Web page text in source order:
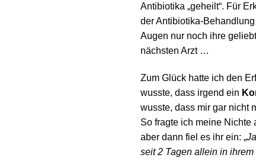
Antibiotika „geheilt“. Für
der Antibiotika-
Augen nur noch ihre
nächsten Arzt …
Zum Glück hatte ich den
wusste, dass irgend ein
wusste, dass mir gar nicht
So fragte ich meine
aber dann fiel es ihr ein: „
seit 2 Tagen allein in